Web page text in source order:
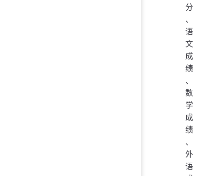
分
、
语
文
成
绩
、
数
学
成
绩
、
外
语